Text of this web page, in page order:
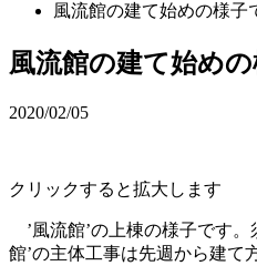
風流館の建て始めの様子
風流館の建て始め
2020/02/05
クリックすると拡大します
’風流館’の上棟の様子です。
館’の主体工事は先週から建て